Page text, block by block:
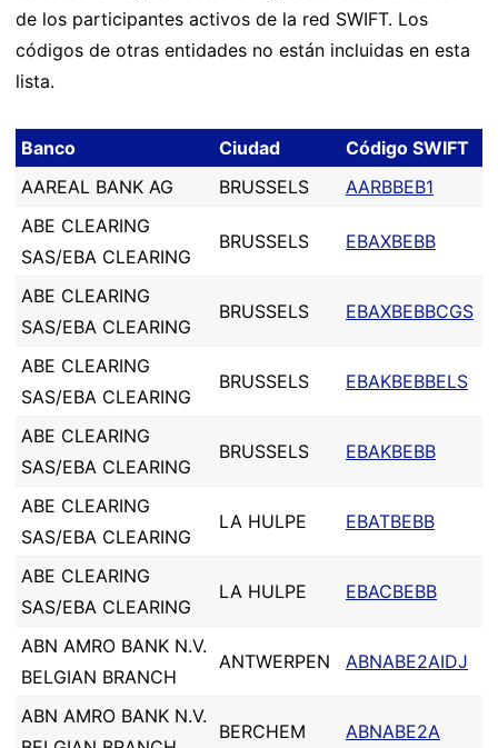
de los participantes activos de la red SWIFT. Los
códigos de otras entidades no están incluidas en esta
lista.
Banco Ciudad
Código SWIFT
AAREAL BANK AG
BRUSSELS
AARBBEB1
ABE CLEARING
SAS/EBA CLEARING
BRUSSELS EBAXBEBB
ABE CLEARING
SAS/EBA CLEARING
BRUSSELS EBAXBEBBCGS
ABE CLEARING
SAS/EBA CLEARING
BRUSSELS EBAKBEBBELS
ABE CLEARING
SAS/EBA CLEARING
BRUSSELS EBAKBEBB
ABE CLEARING
SAS/EBA CLEARING
LA HULPE EBATBEBB
ABE CLEARING
SAS/EBA CLEARING
LA HULPE EBACBEBB
ABN AMRO BANK N.V.
BELGIAN BRANCH
ANTWERPEN ABNABE2AIDJ
ABN AMRO BANK N.V.
BERCHEM ABNABE2A